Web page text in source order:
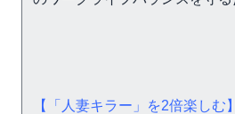
【「人妻キラー」を2倍楽しむ】